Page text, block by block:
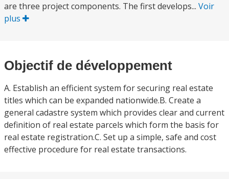
are three project components. The first develops... Voir
plus
Objectif de développement
A. Establish an efficient system for securing real estate
titles which can be expanded nationwide.B. Create a
general cadastre system which provides clear and current
definition of real estate parcels which form the basis for
real estate registration.C. Set up a simple, safe and cost
effective procedure for real estate transactions.